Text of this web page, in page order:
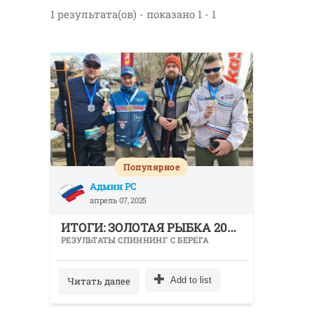
1 результата(ов) - показано 1 - 1
Админ РС
апрель 07, 2025
Популярное
И
ТОГИ: ЗОЛОТАЯ РЫБКА 2025 - 1 ЭТАП ПО ЛОВЛЕ СПИННИНГОМ С БЕРЕГА
РЕЗУЛЬТАТЫ СПИННИНГ С БЕРЕГА
Читать далее Add to list